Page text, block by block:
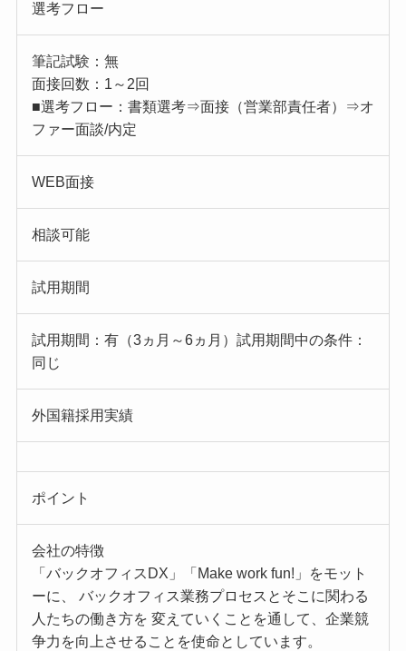
選考フロー
筆記試験：無
面接回数：1～2回
■選考フロー：書類選考⇒面接（営業部責任者）⇒オ
ファー面談/内定
WEB面接
相談可能
試用期間
試用期間：有（3ヵ月～6ヵ月）試用期間中の条件：
同じ
外国籍採用実績
ポイント
会社の特徴
「バックオフィスDX」「Make work fun!」をモット
ーに、 バックオフィス業務プロセスとそこに関わる
人たちの働き方を 変えていくことを通して、企業競
争力を向上させることを使命としています。